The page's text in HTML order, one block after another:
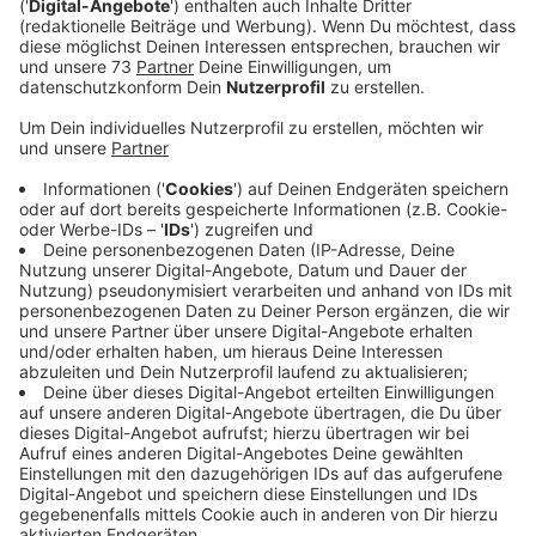
"warmen 10 Grad" einfach nur Happy.
Veröffentlicht:Montag, 29.01.2024 06:51
Anzeige
Neuer Regent Thomas I.
Anzeige
Seine Tollität Thomas der Erste führte das Narrenvolk
in der Glockenstadt an. Berreits am Samstag
(03.02.24) geht es in Weseke bunt und fröhlich weiter
mit dem nächsten Karnevalszug im Kreis.Hier findet
Ihr alle Termine.
Anzeige